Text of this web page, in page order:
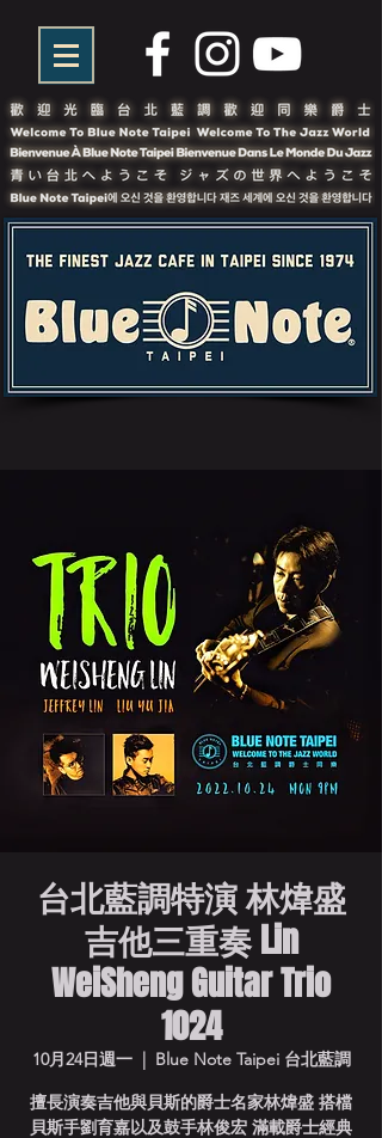
台北藍調特演 林煒盛
吉他三重奏 Lin
WeiSheng Guitar Trio
1024
10月24日週一
  |
Blue Note Taipei 台北藍調
擅長演奏吉他與貝斯的爵士名家林煒盛 搭檔
貝斯手劉育嘉以及鼓手林俊宏 滿載爵士經典